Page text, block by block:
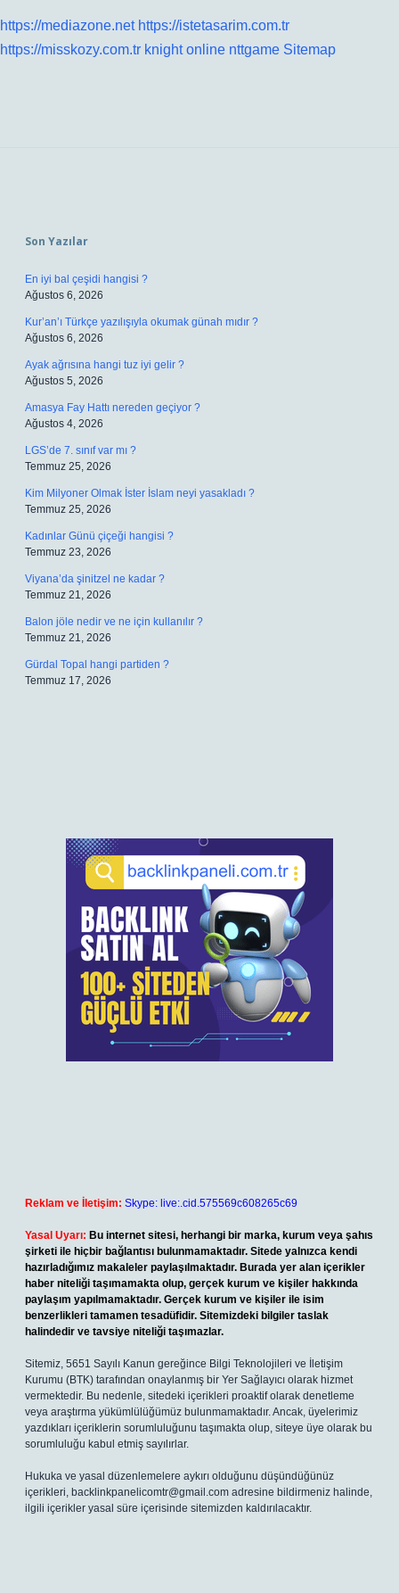
https://mediazone.net https://istetasarim.com.tr
https://misskozy.com.tr knight online nttgame Sitemap
Son Yazılar
En iyi bal çeşidi hangisi ?
Ağustos 6, 2026
Kur’an’ı Türkçe yazılışıyla okumak günah mıdır ?
Ağustos 6, 2026
Ayak ağrısına hangi tuz iyi gelir ?
Ağustos 5, 2026
Amasya Fay Hattı nereden geçiyor ?
Ağustos 4, 2026
LGS’de 7. sınıf var mı ?
Temmuz 25, 2026
Kim Milyoner Olmak İster İslam neyi yasakladı ?
Temmuz 25, 2026
Kadınlar Günü çiçeği hangisi ?
Temmuz 23, 2026
Viyana’da şinitzel ne kadar ?
Temmuz 21, 2026
Balon jöle nedir ve ne için kullanılır ?
Temmuz 21, 2026
Gürdal Topal hangi partiden ?
Temmuz 17, 2026
Reklam ve İletişim: Skype: live:.cid.575569c608265c69
Yasal Uyarı: Bu internet sitesi, herhangi bir marka, kurum veya şahıs
şirketi ile hiçbir bağlantısı bulunmamaktadır. Sitede yalnızca kendi
hazırladığımız makaleler paylaşılmaktadır. Burada yer alan içerikler
haber niteliği taşımamakta olup, gerçek kurum ve kişiler hakkında
paylaşım yapılmamaktadır. Gerçek kurum ve kişiler ile isim
benzerlikleri tamamen tesadüfidir. Sitemizdeki bilgiler taslak
halindedir ve tavsiye niteliği taşımazlar.
Sitemiz, 5651 Sayılı Kanun gereğince Bilgi Teknolojileri ve İletişim
Kurumu (BTK) tarafından onaylanmış bir Yer Sağlayıcı olarak hizmet
vermektedir. Bu nedenle, sitedeki içerikleri proaktif olarak denetleme
veya araştırma yükümlülüğümüz bulunmamaktadır. Ancak, üyelerimiz
yazdıkları içeriklerin sorumluluğunu taşımakta olup, siteye üye olarak bu
sorumluluğu kabul etmiş sayılırlar.
Hukuka ve yasal düzenlemelere aykırı olduğunu düşündüğünüz
içerikleri, backlinkpanelicomtr@gmail.com adresine bildirmeniz halinde,
ilgili içerikler yasal süre içerisinde sitemizden kaldırılacaktır.